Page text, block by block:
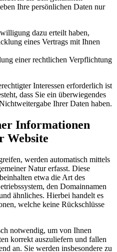
Ihre persönlichen Daten nur
dazu erteilt haben,
eines Vertrags mit Ihnen
einer rechtlichen Verpflichtung
Interessen erforderlich ist
dass Sie ein überwiegendes
Ihrer Daten haben.
Informationen
Website
werden automatisch mittels
Natur erfasst. Diese
etwa die Art des
den Domainnamen
ähnliches. Hierbei handelt es
welche keine Rückschlüsse
notwendig, um von Ihnen
korrekt auszuliefern und fallen
an. Sie werden insbesondere zu